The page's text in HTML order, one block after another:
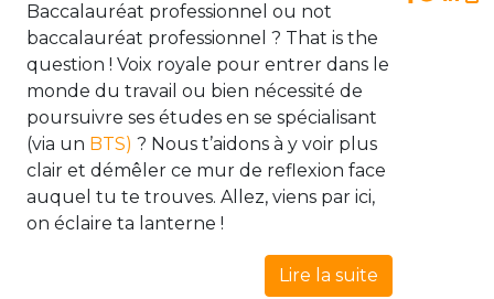
Baccalauréat professionnel ou not
baccalauréat professionnel ? That is the
question ! Voix royale pour entrer dans le
monde du travail ou bien nécessité de
poursuivre ses études en se spécialisant
(via un BTS) ? Nous t’aidons à y voir plus
clair et démêler ce mur de reflexion face
auquel tu te trouves. Allez, viens par ici,
on éclaire ta lanterne !
Lire la suite